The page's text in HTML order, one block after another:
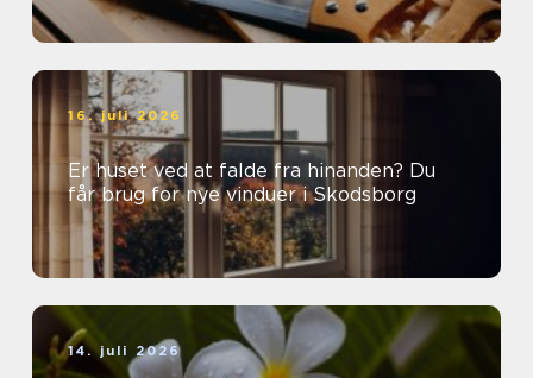
16. juli 2026
Er huset ved at falde fra hinanden? Du
får brug for nye vinduer i Skodsborg
14. juli 2026